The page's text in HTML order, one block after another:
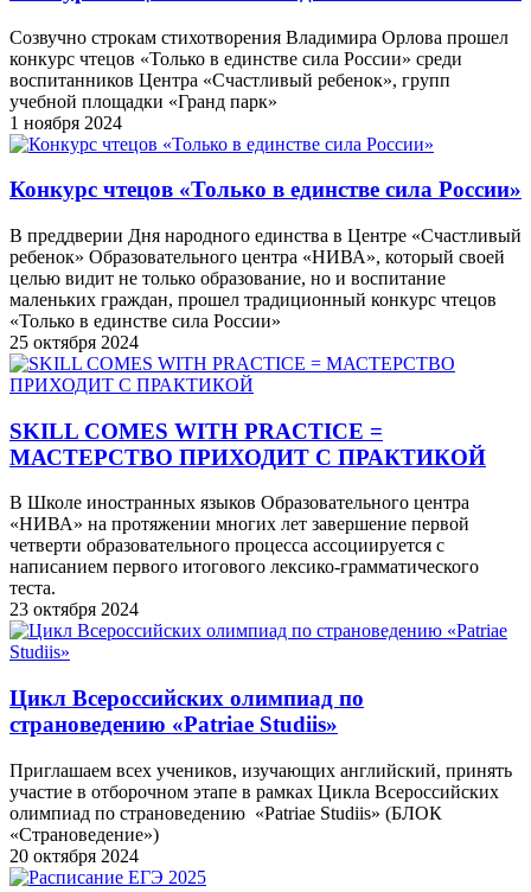
Созвучно строкам стихотворения Владимира Орлова прошел
конкурс чтецов «Только в единстве сила России» среди
воспитанников Центра «Счастливый ребенок», групп
учебной площадки «Гранд парк»
1 ноября 2024
Конкурс чтецов «Только в единстве сила России»
В преддверии Дня народного единства в Центре «Счастливый
ребенок» Образовательного центра «НИВА», который своей
целью видит не только образование, но и воспитание
маленьких граждан, прошел традиционный конкурс чтецов
«Только в единстве сила России»
25 октября 2024
SKILL COMES WITH PRACTICE =
МАСТЕРСТВО ПРИХОДИТ С ПРАКТИКОЙ
В Школе иностранных языков Образовательного центра
«НИВА» на протяжении многих лет завершение первой
четверти образовательного процесса ассоциируется с
написанием первого итогового лексико-грамматического
теста.
23 октября 2024
Цикл Всероссийских олимпиад по
страноведению «Patriae Studiis»
Приглашаем всех учеников, изучающих английский, принять
участие в отборочном этапе в рамках Цикла Всероссийских
олимпиад по страноведению «Patriae Studiis» (БЛОК
«Страноведение»)
20 октября 2024